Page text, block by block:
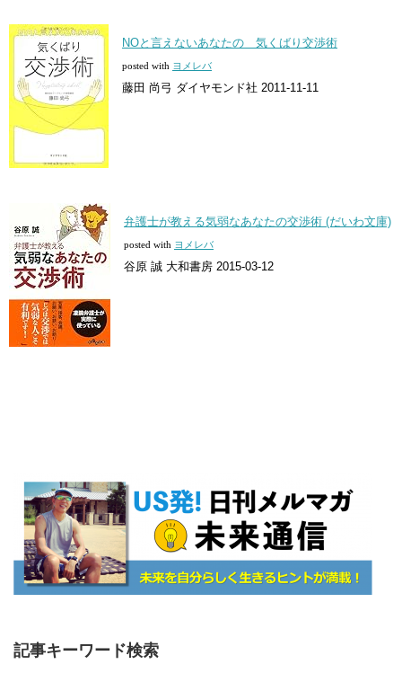
NOと言えないあなたの 気くばり交渉術
posted with ヨメレバ
藤田 尚弓 ダイヤモンド社 2011-11-11
弁護士が教える気弱なあなたの交渉術 (だいわ文庫)
posted with ヨメレバ
谷原 誠 大和書房 2015-03-12
記事キーワード検索